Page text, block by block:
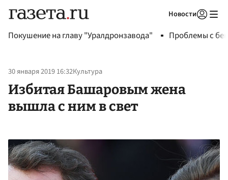
Новости
Покушение на главу "Уралдронзавода" Проблемы с
30 января 2019 16:32Культура
Избитая Башаровым жена
вышла с ним в свет